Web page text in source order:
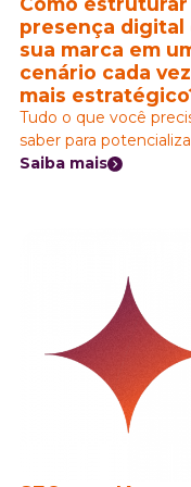
presença digital
sua marca em
cenário cada vez
mais
Tudo o que você
saber para
presença digital da sua
Saiba mais